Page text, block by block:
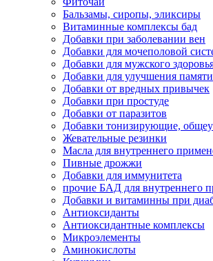
Бальзамы, сиропы, эликсиры
Витаминные комплексы бад
Добавки при заболевании вен
Добавки для мочеполовой
Добавки для мужского
Добавки для улучшения памяти
Добавки от вредных привычек
Добавки при простуде
Добавки от паразитов
Добавки тонизирующие,
Жевательные резинки
Масла для внутреннего
Пивные дрожжи
Добавки для иммунитета
прочие БАД для внутреннего
Добавки и витаминны при
Антиоксиданты
Антиоксидантные комплексы
Микроэлементы
Аминокислоты